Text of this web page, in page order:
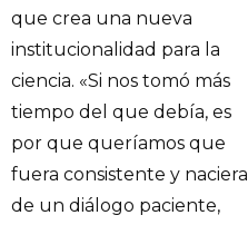
que crea una nueva
institucionalidad para la
ciencia. «Si nos tomó más
tiempo del que debía, es
por que queríamos que
fuera consistente y naciera
de un diálogo paciente,